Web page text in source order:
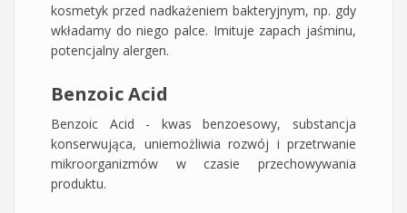
kosmetyk przed nadkażeniem bakteryjnym, np. gdy
wkładamy do niego palce. Imituje zapach jaśminu,
potencjalny alergen.
Benzoic Acid
Benzoic Acid - kwas benzoesowy, substancja
konserwująca, uniemożliwia rozwój i przetrwanie
mikroorganizmów w czasie przechowywania
produktu.